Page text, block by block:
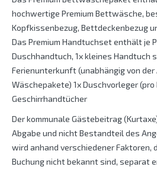
hochwertige Premium Bettwäsche,
Kopfkissenbezug, Bettdeckenbezug
Das Premium Handtuchset enthält je
Duschhandtuch, 1x kleines Handtuch
Ferienunterkunft (unabhängig von
Wäschepakete) 1x Duschvorleger (pro
Geschirrhandtücher
Der kommunale Gästebeitrag
Abgabe und nicht Bestandteil des
wird anhand verschiedener Faktoren,
Buchung nicht bekannt sind, separat